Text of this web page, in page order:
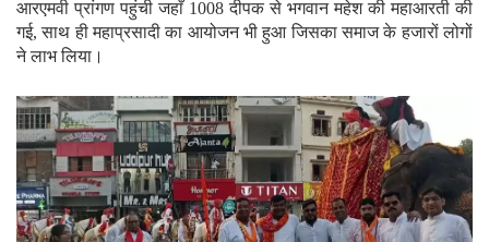
आरएमवी प्रांगण पहुंची जहाँ 1008 दीपक से भगवान महेश की महाआरती की
गई, साथ ही महाप्रसादी का आयोजन भी हुआ जिसका समाज के हजारों लोगों
ने लाभ लिया।